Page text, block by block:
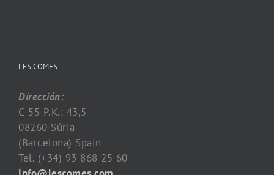
LES COMES
Dirección:
C-55 P.K.: 43,5
08260 Súria
(Barcelona) Spain
Tel. (+34) 93 868 25 60